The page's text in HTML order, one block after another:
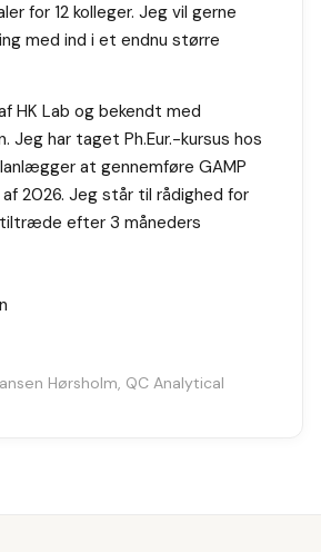
for 12 kolleger. Jeg vil gerne
med ind i et endnu større
HK Lab og bekendt med
Jeg har taget Ph.Eur.-kursus hos
at gennemføre GAMP
2026. Jeg står til rådighed for
efter 3 måneders
Hørsholm, QC Analytical